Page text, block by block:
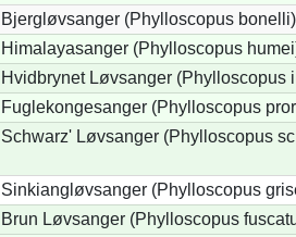
Bjergløvsanger (Phylloscopus bonelli)
Himalayasanger (Phylloscopus
Hvidbrynet Løvsanger (Phylloscopus
Fuglekongesanger (Phylloscopus
Schwarz' Løvsanger (Phylloscopus
Sinkiangløvsanger (Phylloscopus
Brun Løvsanger (Phylloscopus